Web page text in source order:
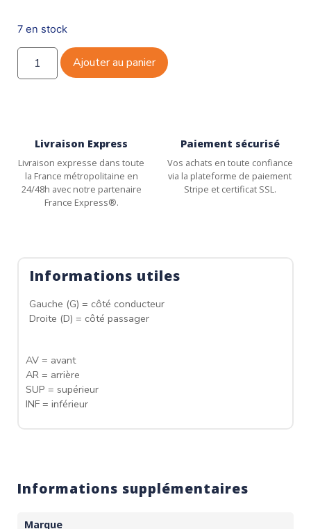
7 en stock
Ajouter au panier
Livraison Express
Livraison expresse dans toute
la France métropolitaine en
24/48h avec notre partenaire
France Express®.
Paiement sécurisé
Vos achats en toute confiance
via la plateforme de paiement
Stripe et certificat SSL.
Informations utiles
Gauche (G) = côté conducteur
Droite (D) = côté passager
AV = avant
AR = arrière
SUP = supérieur
INF = inférieur
Informations supplémentaires
Marque